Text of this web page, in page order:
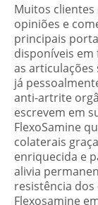
Muitos
opiniões e
principais
disponíveis
as articulações
já
anti-artrite
escrevem em
FlexoSamine
colaterais
enriquecida e
alivia
resistência dos
Flexosamine